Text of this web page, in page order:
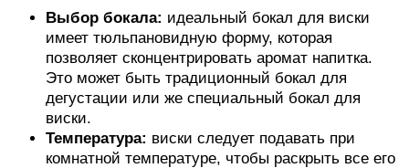
Выбор бокала: идеальный бокал для виски
имеет тюльпановидную форму, которая
позволяет сконцентрировать аромат напитка.
Это может быть традиционный бокал для
дегустации или же специальный бокал для
виски.
Температура: виски следует подавать при
комнатной температуре, чтобы раскрыть все его